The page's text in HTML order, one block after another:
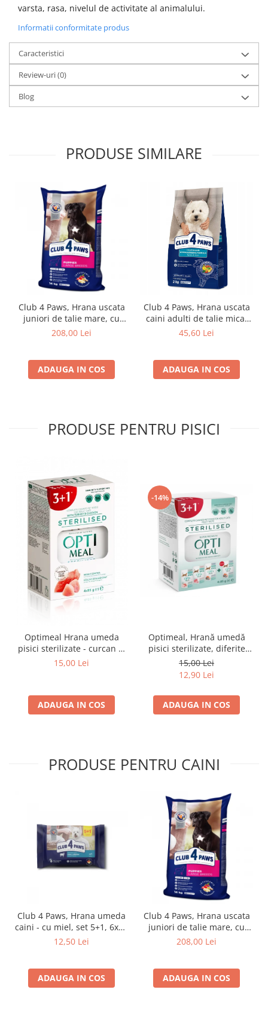
varsta, rasa, nivelul de activitate al animalului.
Informatii conformitate produs
Caracteristici
Review-uri(0)
Blog
PRODUSE SIMILARE
Club 4 Paws, Hrana uscata
juniori de talie mare, cu
pui, 14kg
208,00 Lei
ADAUGA IN COS
Club 4 Paws, Hrana uscata
caini adulti de talie mica,
miel si orez, 2kg
45,60 Lei
ADAUGA IN COS
PRODUSE PENTRU PISICI
Optimeal Hrana umeda
pisici sterilizate - curcan si
pui in sos, set 3+1,
15,00 Lei
ADAUGA IN COS
-14%
Optimeal, Hrană umedă
pisici sterilizate, diferite
arome, (3+1), 0.34kg
15,00 Lei
12,90 Lei
ADAUGA IN COS
PRODUSE PENTRU CAINI
Club 4 Paws, Hrana umeda
caini - cu miel, set 5+1, 6x80
g
12,50 Lei
ADAUGA IN COS
Club 4 Paws, Hrana uscata
juniori de talie mare, cu
pui, 14kg
208,00 Lei
ADAUGA IN COS